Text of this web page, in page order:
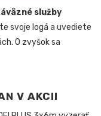
služby
svoje logá a uvediete
O zvyšok sa
V AKCII